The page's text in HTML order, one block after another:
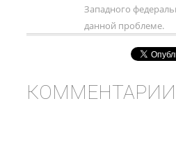
Западного
данной проблеме.
КОММЕНТАРИИ